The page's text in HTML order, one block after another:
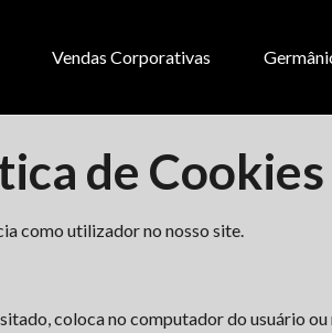
Vendas Corporativas
de Cookies
como utilizador no nosso site.
coloca no computador do usuário